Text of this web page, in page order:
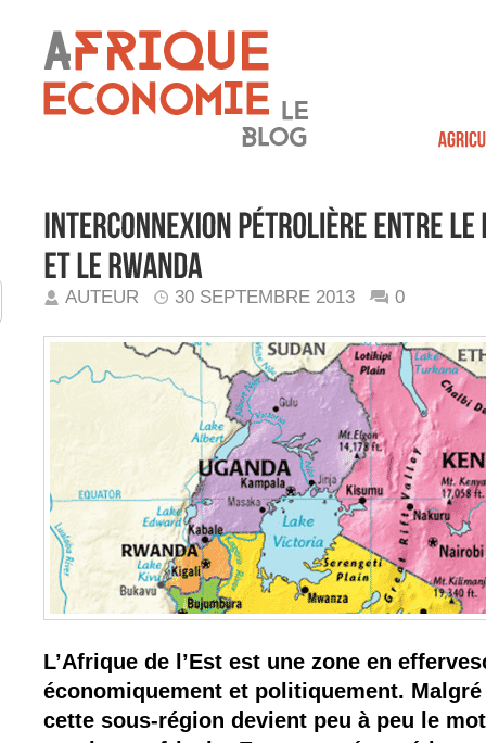
AUTEUR 30 SEPTEMBRE 2013 0
L’Afrique de l’Est est une zone en
économiquement et politiquement.
cette sous-région devient peu à peu le